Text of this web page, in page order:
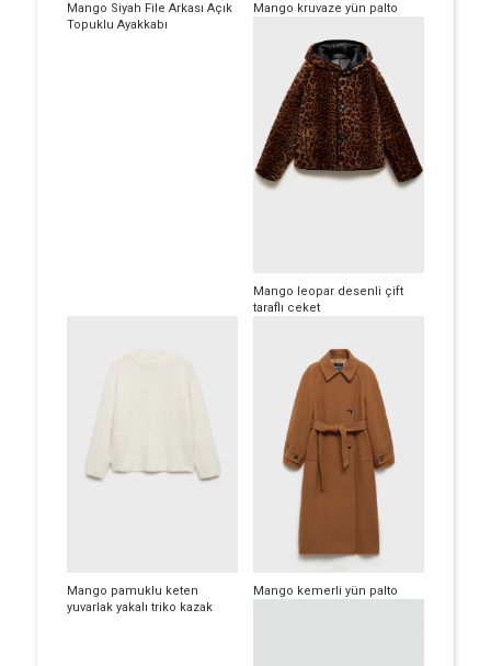
Mango Siyah File Arkası Açık
Topuklu Ayakkabı
Mango kruvaze yün palto
Mango leopar desenli çift
taraflı ceket
Mango pamuklu keten
yuvarlak yakalı triko kazak
Mango kemerli yün palto